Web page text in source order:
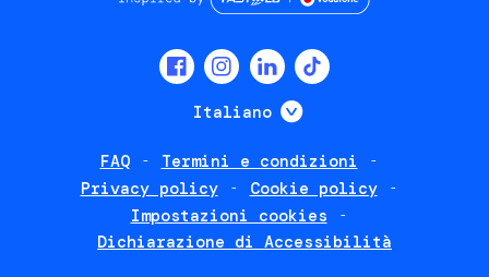
Italiano Mostra ulteriori
FAQ
Termini e condizioni
Privacy policy
Cookie policy
Impostazioni cookies
Dichiarazione di Accessibilità